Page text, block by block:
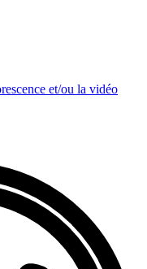
et/ou la vidéo